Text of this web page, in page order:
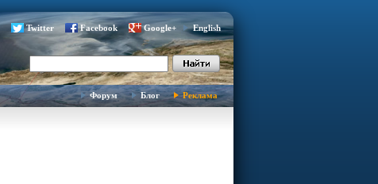
Twitter Facebook Google+ English
Форум Блог Реклама